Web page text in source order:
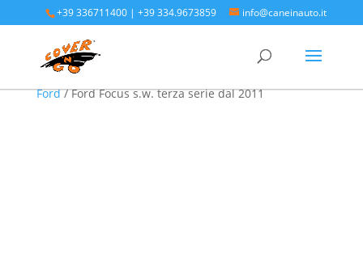
+39 336711400 |+39 334.9673859 info@caneinauto.it
Home/SALVA BAULE - Vasca Telo Copribaule
Auto/SALVA BAULE FORD - Vasca salva bagagliaio
Ford/ Ford Focus s.w. terza serie dal 2011